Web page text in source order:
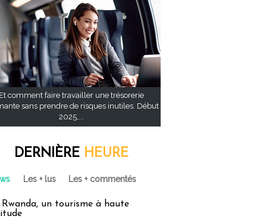
Et comment faire travailler une trésorerie
sans prendre de risques inutiles. Début
2025,...
DERNIÈRE HEURE
Les + lus Les + commentés
Rwanda, un tourisme à haute